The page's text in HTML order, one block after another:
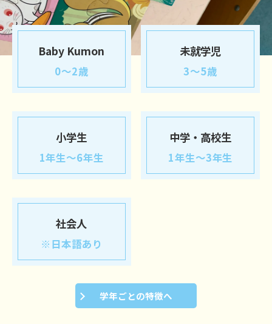
Baby Kumon
0～2歳
未就学児
3～5歳
小学生
1年生～6年生
中学・高校生
1年生～3年生
社会人
※日本語あり
学年ごとの特徴へ